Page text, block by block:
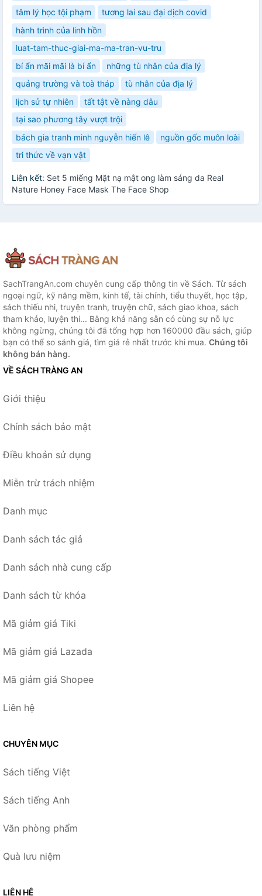
tâm lý học tội phạm
tương lai sau đại dịch covid
hành trình của linh hồn
luat-tam-thuc-giai-ma-ma-tran-vu-tru
bí ẩn mãi mãi là bí ẩn
những tù nhân của địa lý
quảng trường và toà tháp
tù nhân của địa lý
lịch sử tự nhiên
tất tật về nàng dâu
tại sao phương tây vượt trội
bách gia tranh minh nguyễn hiến lê
nguồn gốc muôn loài
tri thức về vạn vật
Liên kết: Set 5 miếng Mặt nạ mật ong làm sáng da Real
Nature Honey Face Mask The Face Shop
SachTrangAn.com chuyên cung cấp thông tin về Sách. Từ sách
ngoại ngữ, kỹ năng mềm, kinh tế, tài chính, tiểu thuyết, học tập,
sách thiếu nhi, truyện tranh, truyện chữ, sách giao khoa, sách
tham khảo, luyện thi... Bằng khả năng sẵn có cùng sự nỗ lực
không ngừng, chúng tôi đã tổng hợp hơn 160000 đầu sách, giúp
bạn có thể so sánh giá, tìm giá rẻ nhất trước khi mua. Chúng tôi
không bán hàng.
VỀ SÁCH TRÀNG AN
Giới thiệu
Chính sách bảo mật
Điều khoản sử dụng
Miễn trừ trách nhiệm
Danh mục
Danh sách tác giả
Danh sách nhà cung cấp
Danh sách từ khóa
Mã giảm giá Tiki
Mã giảm giá Lazada
Mã giảm giá Shopee
Liên hệ
CHUYÊN MỤC
Sách tiếng Việt
Sách tiếng Anh
Văn phòng phẩm
Quà lưu niệm
LIÊN HỆ